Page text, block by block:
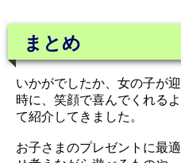
まとめ
いかがでしたか、女の子が
時に、笑顔で喜んでくれる
て紹介してきました。
お子さまのプレゼントに最